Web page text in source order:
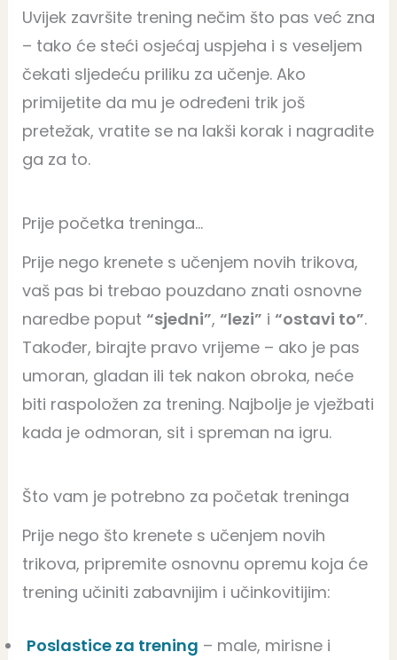
Uvijek završite trening nečim što pas već zna
– tako će steći osjećaj uspjeha i s veseljem
čekati sljedeću priliku za učenje. Ako
primijetite da mu je određeni trik još
pretežak, vratite se na lakši korak i nagradite
ga za to.
Prije početka treninga…
Prije nego krenete s učenjem novih trikova,
vaš pas bi trebao pouzdano znati osnovne
naredbe poput “sjedni”, “lezi” i “ostavi to”.
Također, birajte pravo vrijeme – ako je pas
umoran, gladan ili tek nakon obroka, neće
biti raspoložen za trening. Najbolje je vježbati
kada je odmoran, sit i spreman na igru.
Što vam je potrebno za početak treninga
Prije nego što krenete s učenjem novih
trikova, pripremite osnovnu opremu koja će
trening učiniti zabavnijim i učinkovitijim:
Poslastice za trening – male, mirisne i